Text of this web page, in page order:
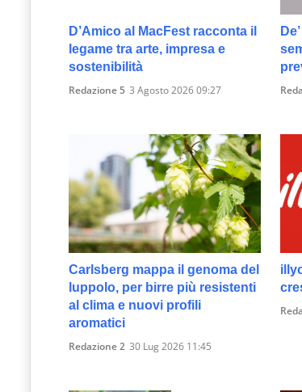
D’Amico al MacFest racconta il
legame tra arte, impresa e
sostenibilità
Redazione 5 3 Agosto 2026 09:27
Carlsberg mappa il genoma del
luppolo, per birre più resistenti
al clima e nuovi profili
aromatici
Redazione 2 30 Lug 2026 11:45